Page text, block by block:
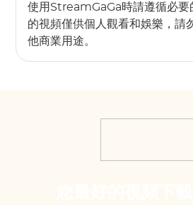
使用StreamGaGa時請遵循必要
的視頻僅供個人觀看和娛樂，請
他商業用途。